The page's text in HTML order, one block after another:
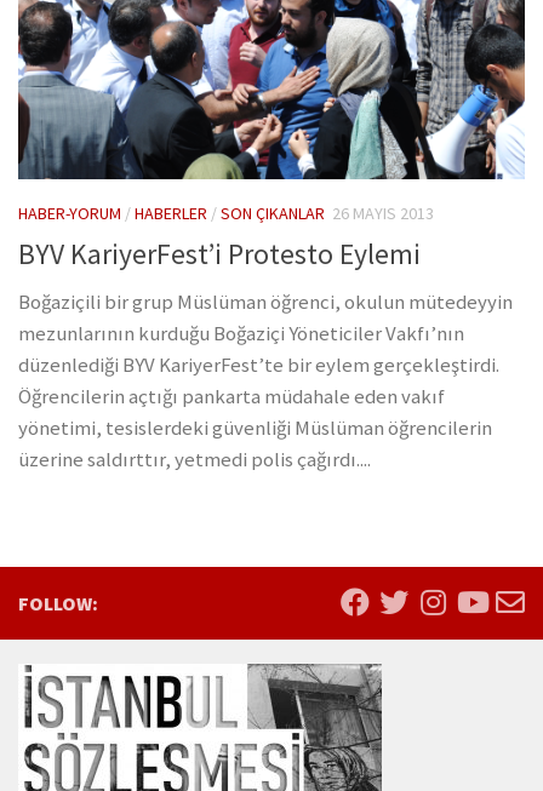
HABER-YORUM /HABERLER /SON ÇIKANLAR 26 MAYIS 2013
BYV KariyerFest’i Protesto Eylemi
Boğaziçili bir grup Müslüman öğrenci, okulun mütedeyyin
mezunlarının kurduğu Boğaziçi Yöneticiler Vakfı’nın
düzenlediği BYV KariyerFest’te bir eylem gerçekleştirdi.
Öğrencilerin açtığı pankarta müdahale eden vakıf
yönetimi, tesislerdeki güvenliği Müslüman öğrencilerin
üzerine saldırttır, yetmedi polis çağırdı....
FOLLOW: